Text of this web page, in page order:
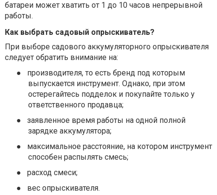
батареи может хватить от 1 до 10 часов непрерывной
работы.
Как выбрать садовый опрыскиватель?
При выборе садового аккумуляторного опрыскивателя
следует обратить внимание на:
●
производителя, то есть бренд под которым
выпускается инструмент. Однако, при этом
остерегайтесь подделок и покупайте только у
ответственного продавца;
●
заявленное время работы на одной полной
зарядке аккумулятора;
●
максимальное расстояние, на котором инструмент
способен распылять смесь;
●
расход смеси;
●
вес опрыскивателя.